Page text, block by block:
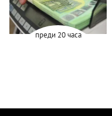
преди 20 часа